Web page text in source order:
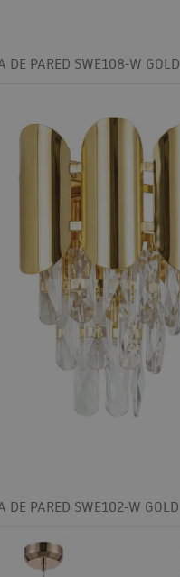
DE PARED SWE108-W GOLD
DE PARED SWE102-W GOLD